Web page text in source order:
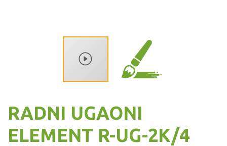
RADNI UGAONI
ELEMENT R-UG-2K/4